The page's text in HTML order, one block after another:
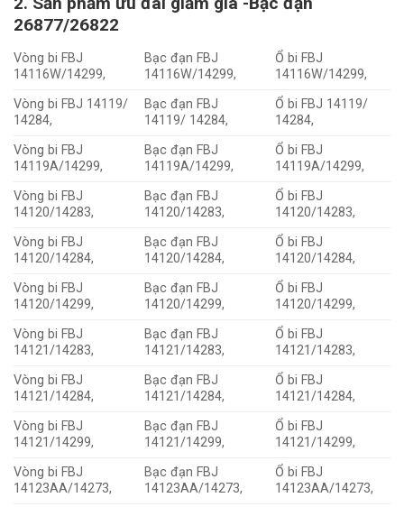
26877/26822
Vòng bi FBJ
14116W/14299,
Bạc đạn FBJ
14116W/14299,
Ổ bi FBJ
14116W/14299,
Vòng bi FBJ 14119/
14284,
Bạc đạn FBJ
14119/ 14284,
Ổ bi FBJ 14119/
14284,
Vòng bi FBJ
14119A/14299,
Bạc đạn FBJ
14119A/14299,
Ổ bi FBJ
14119A/14299,
Vòng bi FBJ
14120/14283,
Bạc đạn FBJ
14120/14283,
Ổ bi FBJ
14120/14283,
Vòng bi FBJ
14120/14284,
Bạc đạn FBJ
14120/14284,
Ổ bi FBJ
14120/14284,
Vòng bi FBJ
14120/14299,
Bạc đạn FBJ
14120/14299,
Ổ bi FBJ
14120/14299,
Vòng bi FBJ
14121/14283,
Bạc đạn FBJ
14121/14283,
Ổ bi FBJ
14121/14283,
Vòng bi FBJ
14121/14284,
Bạc đạn FBJ
14121/14284,
Ổ bi FBJ
14121/14284,
Vòng bi FBJ
14121/14299,
Bạc đạn FBJ
14121/14299,
Ổ bi FBJ
14121/14299,
Vòng bi FBJ
14123AA/14273,
Bạc đạn FBJ
14123AA/14273,
Ổ bi FBJ
14123AA/14273,